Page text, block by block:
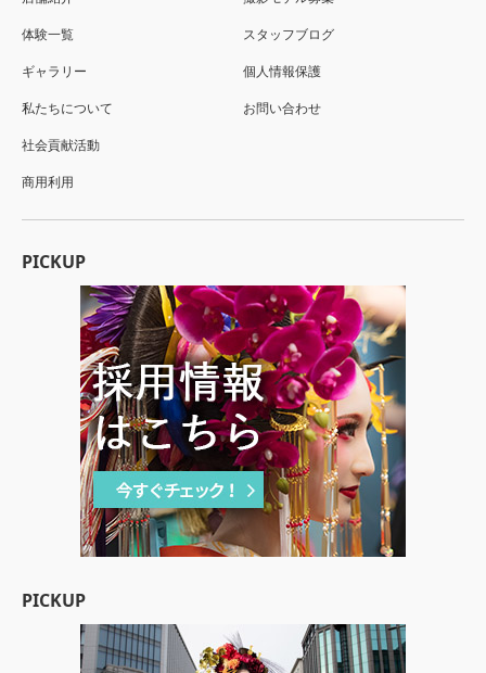
体験一覧
ギャラリー
私たちについて
社会貢献活動
商用利用
スタッフブログ
個人情報保護
お問い合わせ
PICKUP
PICKUP